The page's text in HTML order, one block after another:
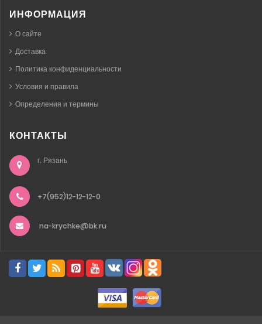
ИНФОРМАЦИЯ
О сайте
Доставка
Политика конфиденциальности
Условия и правила
Определения и термины
КОНТАКТЫ
г. Рязань
+7(952)12-12-12-0
na-krychke@bk.ru